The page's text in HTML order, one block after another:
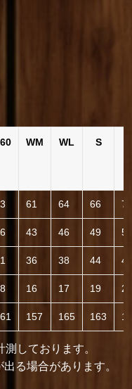
WM WL S
61 64 66 70
43 46 49 52
36 38 44 47
16 17 19 20
157 165 163
しております。
る場合があります。